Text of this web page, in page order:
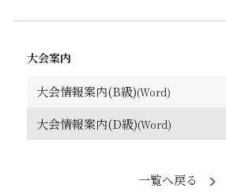
大会案内
大会情報案内(B級)
大会情報案内(D級)
一覧へ戻る